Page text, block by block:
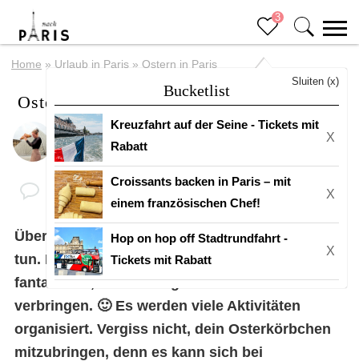
3
Bucketlist
Sluiten (x)
Kreuzfahrt auf der Seine - Tickets mit
Rabatt
X
Croissants backen in Paris – mit
einem französischen Chef!
X
Hop on hop off Stadtrundfahrt -
Tickets mit Rabatt
X
Home » Urlaub in Paris » Ostern in Paris
Ostern in Paris
VonEline
Über Ostern gibt es in Paris so viel zu
tun. Besonders für Kinder ist es wirklich
fantastisch, die Feiertage in Paris zu
verbringen. 🙂 Es werden viele Aktivitäten
organisiert. Vergiss nicht, dein Osterkörbchen
mitzubringen, denn es kann sich bei